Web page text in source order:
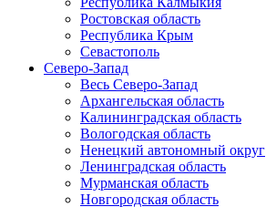
Ростовская область
Республика Крым
Севастополь
Северо-Запад
Весь Северо-Запад
Архангельская область
Калининградская область
Вологодская область
Ненецкий автономный округ
Ленинградская область
Мурманская область
Новгородская область